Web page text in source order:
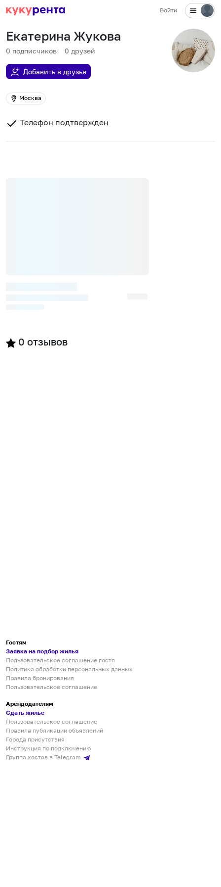
Войти
Екатерина Жукова
0 подписчиков 0 друзей
Добавить в друзья
Москва
Телефон подтвержден
0 отзывов
Гостям
Заявка на подбор жилья
Пользовательское соглашение гостя
Политика обработки персональных данных
Правила бронирования
Пользовательское соглашение
Арендодателям
Сдать жилье
Пользовательское соглашение
Правила публикации объявлений
Города присутствия
Инструкция по подключению
Группа хостов в Telegram